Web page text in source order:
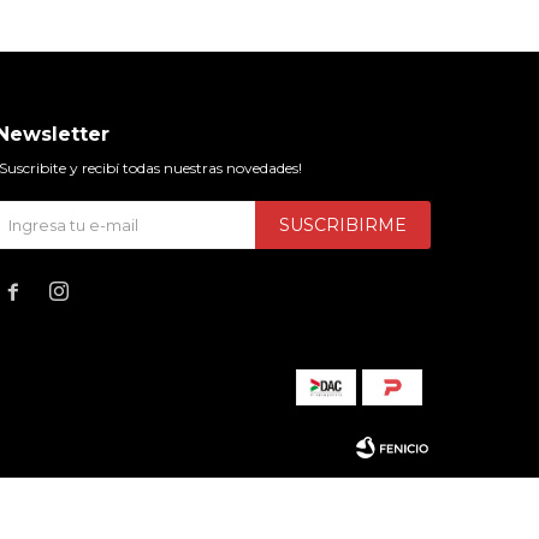
y recibí todas nuestras novedades!
SUSCRIBIRME
 